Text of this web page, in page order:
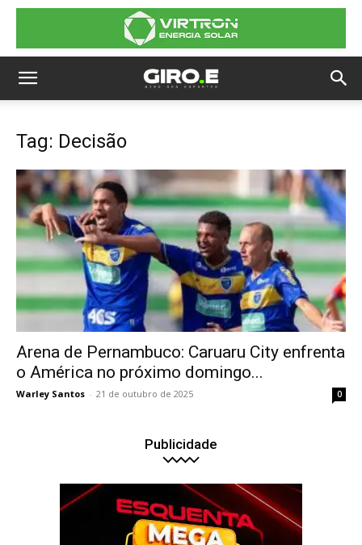
Tag: Decisão
Arena de Pernambuco: Caruaru City enfrenta
o América no próximo domingo...
Warley Santos - 21 de outubro de 2025 0
Publicidade